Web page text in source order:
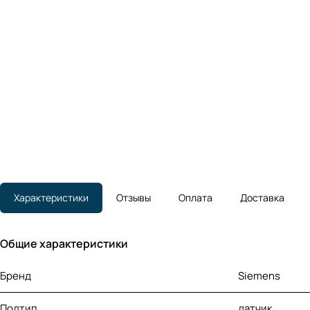
Характеристики Отзывы Оплата Доставка
Общие характеристики
Бренд Siemens